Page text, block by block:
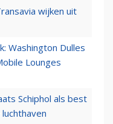
wijken uit
Washington Dulles
Lounges
Schiphol als best